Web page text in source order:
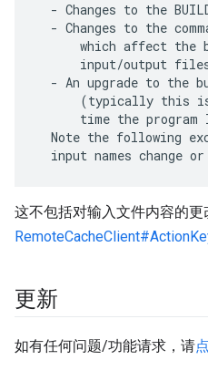
- Changes to the
- Changes to the
which affect the
input/output
- An upgrade to the
(typically this
time the program
Note the following
这不包括对输入文件内容的
更新
如有任何问题/功能请求，请